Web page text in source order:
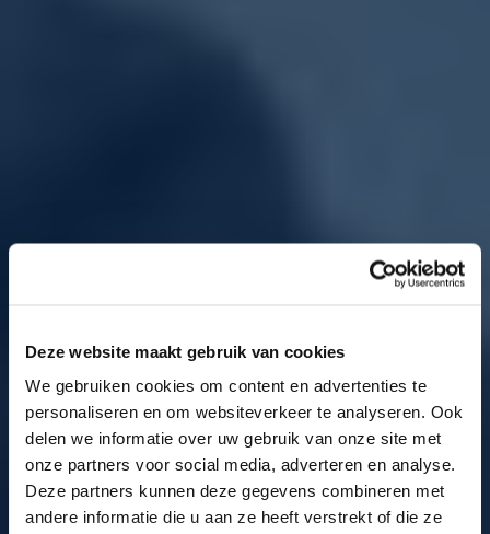
Deze website maakt gebruik van cookies
We gebruiken cookies om content en advertenties te
personaliseren en om websiteverkeer te analyseren. Ook
delen we informatie over uw gebruik van onze site met
onze partners voor social media, adverteren en analyse.
Deze partners kunnen deze gegevens combineren met
andere informatie die u aan ze heeft verstrekt of die ze